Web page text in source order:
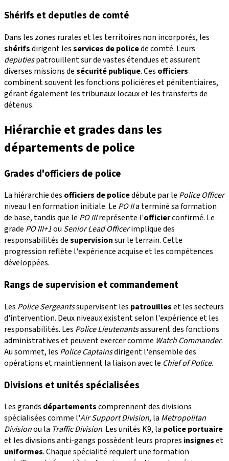
Shérifs et deputies de comté
Dans les zones rurales et les territoires non incorporés, les
shérifsdirigent lesservices de policede comté. Leurs
deputiespatrouillent sur de vastes étendues et assurent
diverses missions desécurité publique. Ces officiers
combinent souvent les fonctions policières et pénitentiaires,
gérant également les tribunaux locaux et les transferts de
détenus.
Hiérarchie et grades dans les
départements de police
Grades d'officiers de police
La hiérarchie des officiers de policedébute par le Police Officer
niveau I en formation initiale. Le PO IIa terminé sa formation
de base, tandis que le PO IIIreprésente l'officierconfirmé. Le
grade PO III+1ou Senior Lead Officerimplique des
responsabilités desupervisionsur le terrain. Cette
progression reflète l'expérience acquise et les compétences
développées.
Rangs de supervision et commandement
Les Police Sergeantssupervisent les patrouilleset les secteurs
d'intervention. Deux niveaux existent selon l'expérience et les
responsabilités. Les Police Lieutenantsassurent des fonctions
administratives et peuvent exercer comme Watch Commander.
Au sommet, les Police Captainsdirigent l'ensemble des
opérations et maintiennent la liaison avec le Chief of Police.
Divisions et unités spécialisées
Les grands départementscomprennent des divisions
spécialisées comme l'Air Support Division, la Metropolitan
Divisionou la Traffic Division. Les unités K9, la police portuaire
et les divisions anti-gangs possèdent leurs propres insigneset
uniformes. Chaque spécialité requiert une formation